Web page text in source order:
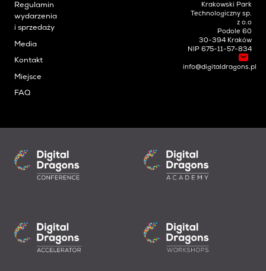
Regulamin
wydarzenia
i sprzedaży
Media
Kontakt
Miejsce
FAQ
Krakowski Park
Technologiczny sp.
z o.o
Podole 60
30-394 Kraków
NIP 675-11-57-834
info@digitaldragons.pl